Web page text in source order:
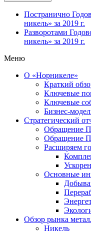
Постранично
никель» за 2019 г.
Разворотами
никель» за 2019 г.
Меню
О «Норникеле»
Краткий
Ключевые
Ключевые
Бизнес-
Стратегический
Обращение
Обращение
Расширяем
Основные
Обзор рынка
Никель